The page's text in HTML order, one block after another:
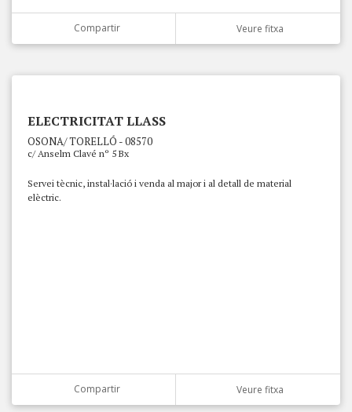
Compartir Veure fitxa
ELECTRICITAT LLASS
OSONA/ TORELLÓ - 08570
c/ Anselm Clavé nº 5 Bx
Servei tècnic, instal·lació i venda al major i al detall de material
elèctric.
Compartir Veure fitxa